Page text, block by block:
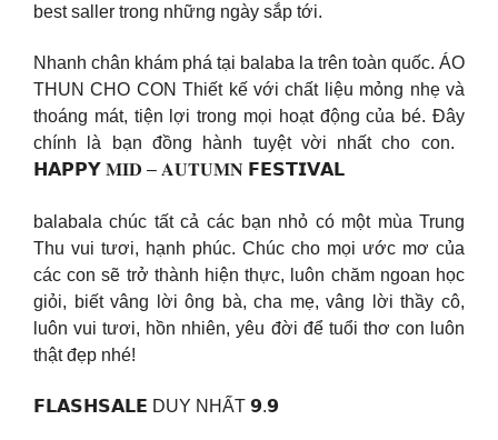
best saller trong những ngày sắp tới.
Nhanh chân khám phá tại balaba la trên toàn quốc. ÁO
THUN CHO CON Thiết kế với chất liệu mỏng nhẹ và
thoáng mát, tiện lợi trong mọi hoạt động của bé. Đây
chính là bạn đồng hành tuyệt vời nhất cho con. ️
𝗛𝗔𝗣𝗣𝗬 𝐌𝐈𝐃 – 𝐀𝐔𝐓𝐔𝐌𝐍 𝗙𝗘𝗦𝗧𝗜𝗩𝗔𝗟 ️
balabala chúc tất cả các bạn nhỏ có một mùa Trung
Thu vui tươi, hạnh phúc. Chúc cho mọi ước mơ của
các con sẽ trở thành hiện thực, luôn chăm ngoan học
giỏi, biết vâng lời ông bà, cha mẹ, vâng lời thầy cô,
luôn vui tươi, hồn nhiên, yêu đời để tuổi thơ con luôn
thật đẹp nhé!
𝗙𝗟𝗔𝗦𝗛𝗦𝗔𝗟𝗘 DUY NHẤT 𝟵.𝟵